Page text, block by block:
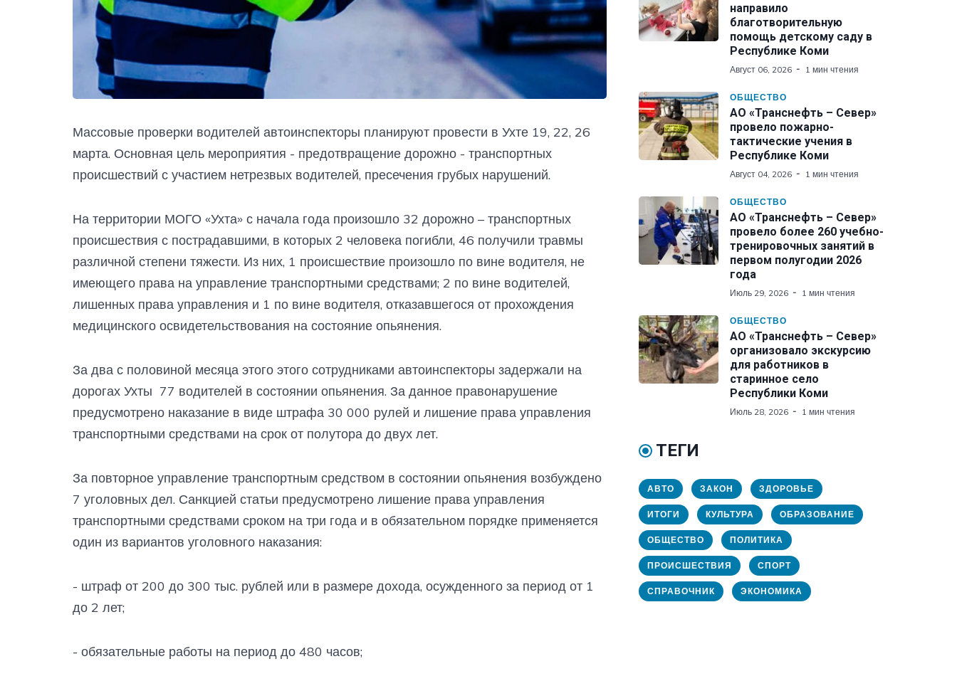
Массовые проверки водителей автоинспекторы планируют провести в Ухте 19, 22, 26
марта. Основная цель мероприятия - предотвращение дорожно - транспортных
происшествий с участием нетрезвых водителей, пресечения грубых нарушений.
На территории МОГО «Ухта» с начала года произошло 32 дорожно – транспортных
происшествия с пострадавшими, в которых 2 человека погибли, 46 получили травмы
различной степени тяжести. Из них, 1 происшествие произошло по вине водителя, не
имеющего права на управление транспортными средствами; 2 по вине водителей,
лишенных права управления и 1 по вине водителя, отказавшегося от прохождения
медицинского освидетельствования на состояние опьянения.
За два с половиной месяца этого этого сотрудниками автоинспекторы задержали на
дорогах Ухты 77 водителей в состоянии опьянения. За данное правонарушение
предусмотрено наказание в виде штрафа 30 000 рулей и лишение права управления
транспортными средствами на срок от полутора до двух лет.
За повторное управление транспортным средством в состоянии опьянения возбуждено
7 уголовных дел. Санкцией статьи предусмотрено лишение права управления
транспортными средствами сроком на три года и в обязательном порядке применяется
один из вариантов уголовного наказания:
- штраф от 200 до 300 тыс. рублей или в размере дохода, осужденного за период от 1
до 2 лет;
- обязательные работы на период до 480 часов;
направило
благотворительную
помощь детскому саду в
Республике Коми
Август 06, 2026 1 мин чтения
ОБЩЕСТВО
АО «Транснефть – Север»
провело пожарно-
тактические учения в
Республике Коми
Август 04, 2026 1 мин чтения
ОБЩЕСТВО
АО «Транснефть – Север»
провело более 260 учебно-
тренировочных занятий в
первом полугодии 2026
года
Июль 29, 2026 1 мин чтения
ОБЩЕСТВО
АО «Транснефть – Север»
организовало экскурсию
для работников в
старинное село
Республики Коми
Июль 28, 2026 1 мин чтения
ТЕГИ
АВТО ЗАКОН ЗДОРОВЬЕ
ИТОГИ КУЛЬТУРА ОБРАЗОВАНИЕ
ОБЩЕСТВО ПОЛИТИКА
ПРОИСШЕСТВИЯ СПОРТ
СПРАВОЧНИК ЭКОНОМИКА